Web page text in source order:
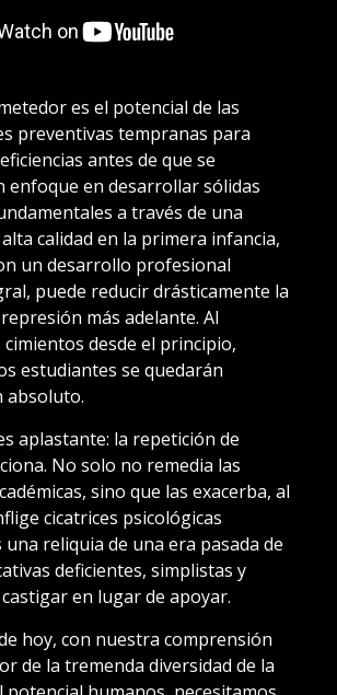
es el potencial de las
preventivas tempranas para
antes de que se
enfoque en desarrollar sólidas
a través de una
calidad en la primera infancia,
un desarrollo profesional
puede reducir drásticamente la
más adelante. Al
desde el principio,
estudiantes se quedarán
absoluto.
aplastante: la repetición de
No solo no remedia las
sino que las exacerba, al
cicatrices psicológicas
una reliquia de una era pasada de
deficientes, simplistas y
en lugar de apoyar.
hoy, con nuestra comprensión
de la tremenda diversidad de la